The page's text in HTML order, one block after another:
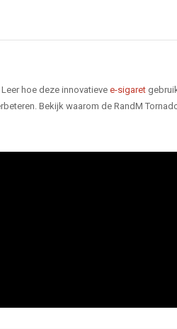
hoe deze innovatieve e-sigaret
Bekijk waarom de RandM